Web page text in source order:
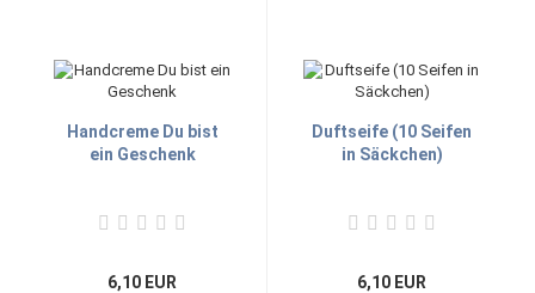
Handcreme Du bist
ein Geschenk
6,10 EUR
Duftseife (10 Seifen
in Säckchen)
6,10 EUR